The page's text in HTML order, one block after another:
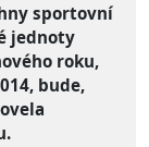
sportovní
jednoty
roku,
bude,